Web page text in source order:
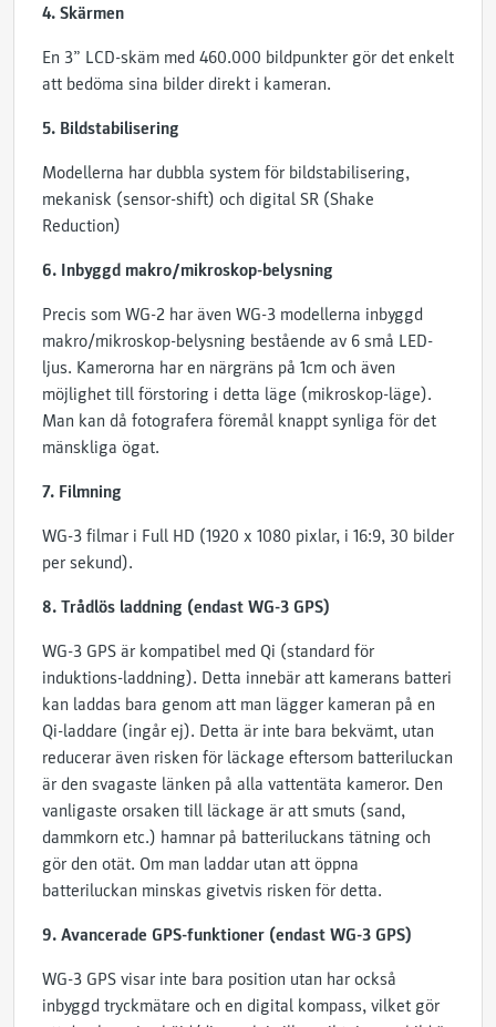
4. Skärmen
En 3” LCD-skäm med 460.000 bildpunkter gör det enkelt
att bedöma sina bilder direkt i kameran.
5. Bildstabilisering
Modellerna har dubbla system för bildstabilisering,
mekanisk (sensor-shift) och digital SR (Shake
Reduction)
6. Inbyggd makro/mikroskop-belysning
Precis som WG-2 har även WG-3 modellerna inbyggd
makro/mikroskop-belysning bestående av 6 små LED-
ljus. Kamerorna har en närgräns på 1cm och även
möjlighet till förstoring i detta läge (mikroskop-läge).
Man kan då fotografera föremål knappt synliga för det
mänskliga ögat.
7. Filmning
WG-3 filmar i Full HD (1920 x 1080 pixlar, i 16:9, 30 bilder
per sekund).
8. Trådlös laddning (endast WG-3 GPS)
WG-3 GPS är kompatibel med Qi (standard för
induktions-laddning). Detta innebär att kamerans batteri
kan laddas bara genom att man lägger kameran på en
Qi-laddare (ingår ej). Detta är inte bara bekvämt, utan
reducerar även risken för läckage eftersom batteriluckan
är den svagaste länken på alla vattentäta kameror. Den
vanligaste orsaken till läckage är att smuts (sand,
dammkorn etc.) hamnar på batteriluckans tätning och
gör den otät. Om man laddar utan att öppna
batteriluckan minskas givetvis risken för detta.
9. Avancerade GPS-funktioner (endast WG-3 GPS)
WG-3 GPS visar inte bara position utan har också
inbyggd tryckmätare och en digital kompass, vilket gör